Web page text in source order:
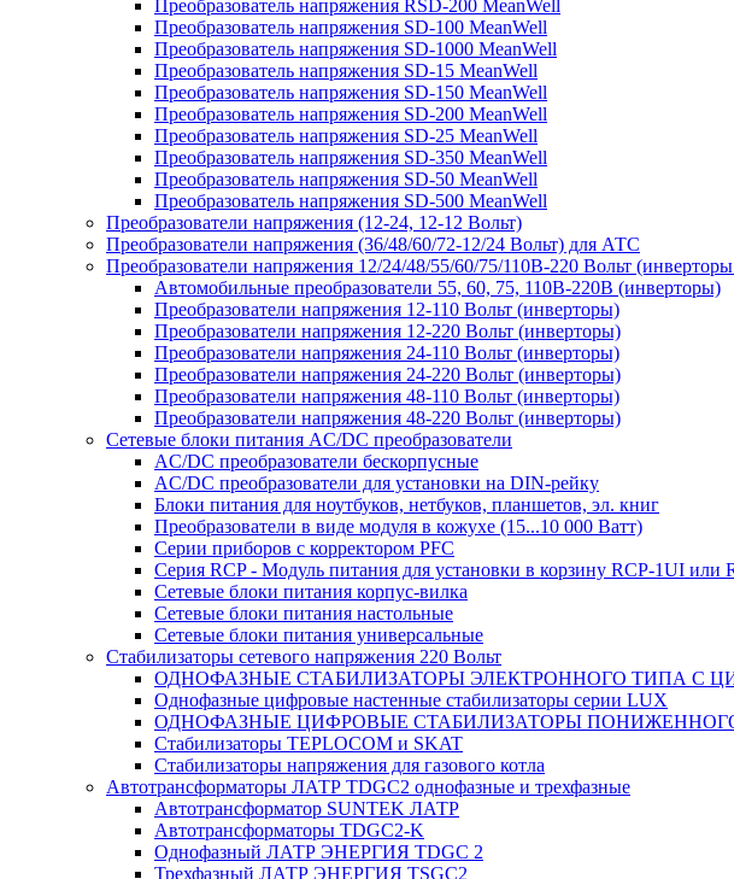
Преобразователь напряжения RSD-200 MeanWell
Преобразователь напряжения SD-100 MeanWell
Преобразователь напряжения SD-1000 MeanWell
Преобразователь напряжения SD-15 MeanWell
Преобразователь напряжения SD-150 MeanWell
Преобразователь напряжения SD-200 MeanWell
Преобразователь напряжения SD-25 MeanWell
Преобразователь напряжения SD-350 MeanWell
Преобразователь напряжения SD-50 MeanWell
Преобразователь напряжения SD-500 MeanWell
Преобразователи напряжения (12-24, 12-12 Вольт)
Преобразователи напряжения (36/48/60/72-12/24 Вольт) для АТС
Преобразователи напряжения 12/24/48/55/60/75/110В-220 Вольт
Автомобильные преобразователи 55, 60, 75, 110В-220В (инверторы)
Преобразователи напряжения 12-110 Вольт (инверторы)
Преобразователи напряжения 12-220 Вольт (инверторы)
Преобразователи напряжения 24-110 Вольт (инверторы)
Преобразователи напряжения 24-220 Вольт (инверторы)
Преобразователи напряжения 48-110 Вольт (инверторы)
Преобразователи напряжения 48-220 Вольт (инверторы)
Сетевые блоки питания AC/DC преобразователи
AC/DC преобразователи бескорпусные
AC/DC преобразователи для установки на DIN-рейку
Блоки питания для ноутбуков, нетбуков, планшетов, эл. книг
Преобразователи в виде модуля в кожухе (15...10 000 Ватт)
Серии приборов с корректором PFC
Серия RCP - Модуль питания для установки в корзину RCP-1UI или
Сетевые блоки питания корпус-вилка
Сетевые блоки питания настольные
Сетевые блоки питания универсальные
Стабилизаторы сетевого напряжения 220 Вольт
ОДНОФАЗНЫЕ СТАБИЛИЗАТОРЫ ЭЛЕКТРОННОГО ТИПА С
Однофазные цифровые настенные стабилизаторы серии LUX
ОДНОФАЗНЫЕ ЦИФРОВЫЕ СТАБИЛИЗАТОРЫ
Стабилизаторы TEPLOCOM и SKAT
Стабилизаторы напряжения для газового котла
Автотрансформаторы ЛАТР TDGC2 однофазные и трехфазные
Автотрансформатор SUNTEK ЛАТР
Автотрансформаторы TDGC2-K
Однофазный ЛАТР ЭНЕРГИЯ TDGC 2
Трехфазный ЛАТР ЭНЕРГИЯ TSGC2